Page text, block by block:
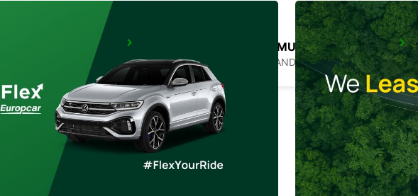
PENANG INTERNATIONAL AIRPORT BANGKOK DON MUEANG AIRPORT
BANGKOK - THAILAND